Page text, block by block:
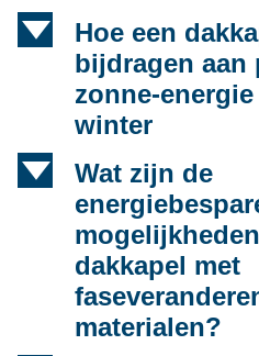
d
Hoe een
bijdragen aan
zonne-
winter
d
Wat zijn de
dakkapel met
materialen?